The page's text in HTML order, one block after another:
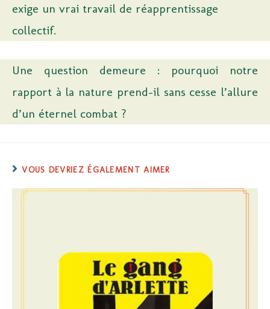
exige un vrai travail de réapprentissage
collectif.
Une question demeure : pourquoi notre
rapport à la nature prend-il sans cesse l’allure
d’un éternel combat ?
VOUS DEVRIEZ ÉGALEMENT AIMER